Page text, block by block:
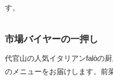
す。
市場バイヤーの一押し
代官山の人気イタリアンfalòの
のメニューをお届けします。前